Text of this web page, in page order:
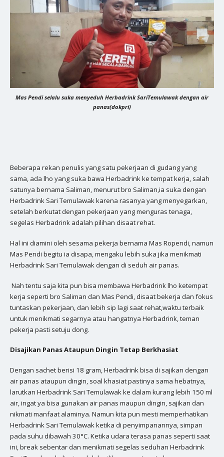
Mas Pendi selalu suka menyeduh Herbadrink SariTemulawak dengan air
panas(dokpri)
Beberapa rekan penulis yang satu pekerjaan di gudang yang
sama, ada lho yang suka bawa Herbadrink ke tempat kerja, salah
satunya bernama Saliman, menurut bro Saliman,ia suka dengan
Herbadrink Sari Temulawak karena rasanya yang menyegarkan,
setelah berkutat dengan pekerjaan yang menguras tenaga,
segelas Herbadrink adalah pilihan disaat rehat.
Hal ini diamini oleh sesama pekerja bernama Mas Ropendi, namun
Mas Pendi begitu ia disapa, mengaku lebih suka jika menikmati
Herbadrink Sari Temulawak dengan di seduh air panas.
Nah tentu saja kita pun bisa membawa Herbadrink lho ketempat
kerja seperti bro Saliman dan Mas Pendi, disaat bekerja dan fokus
tuntaskan pekerjaan, dan lebih sip lagi saat rehat,waktu terbaik
untuk menikmati segarnya atau hangatnya Herbadrink, teman
pekerja pasti setuju dong.
Disajikan Panas Ataupun Dingin Tetap Berkhasiat
Dengan sachet berisi 18 gram, Herbadrink bisa di sajikan dengan
air panas ataupun dingin, soal khasiat pastinya sama hebatnya,
larutkan Herbadrink Sari Temulawak ke dalam kurang lebih 150 ml
air, ingat ya bisa gunakan air panas maupun dingin, sajikan dan
nikmati manfaat alaminya. Namun kita pun mesti memperhatikan
Herbadrink Sari Temulawak ketika di penyimpanannya, simpan
pada suhu dibawah 30°C. Ketika udara terasa panas seperti saat
ini, break sebentar dan menikmati segelas seduhan Herbadrink